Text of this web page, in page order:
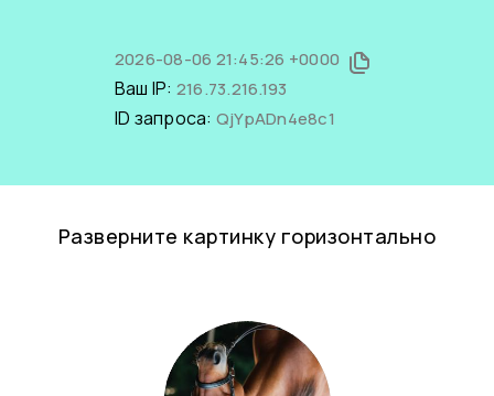
2026-08-06 21:45:26 +0000
Ваш IP: 216.73.216.193
ID запроса: QjYpADn4e8c1
Разверните картинку горизонтально